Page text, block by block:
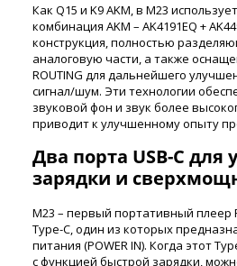
Как Q15 и K9 AKM, в M23
комбинация AKM – AK4191EQ +
конструкция, полностью
аналоговую части, а также
ROUTING для дальнейшего
сигнал/шум. Эти технологии
звуковой фон и звук более
приводит к улучшенному опыту
Два порта USB-C для
зарядки и
M23 – первый портативный плеер
Type-C, один из которых
питания (POWER IN). Когда этот
с функцией быстрой зарядки,